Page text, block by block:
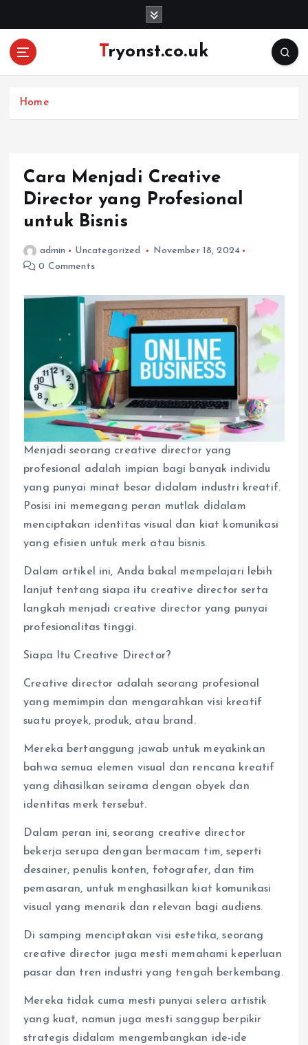
Tryonst.co.uk
Home
Cara Menjadi Creative
Director yang Profesional
untuk Bisnis
admin Uncategorized
November 18, 2024
0 Comments
Menjadi seorang creative director yang
profesional adalah impian bagi banyak individu
yang punyai minat besar didalam industri kreatif.
Posisi ini memegang peran mutlak didalam
menciptakan identitas visual dan kiat komunikasi
yang efisien untuk merk atau bisnis.
Dalam artikel ini, Anda bakal mempelajari lebih
lanjut tentang siapa itu creative director serta
langkah menjadi creative director yang punyai
profesionalitas tinggi.
Siapa Itu Creative Director?
Creative director adalah seorang profesional
yang memimpin dan mengarahkan visi kreatif
suatu proyek, produk, atau brand.
Mereka bertanggung jawab untuk meyakinkan
bahwa semua elemen visual dan rencana kreatif
yang dihasilkan seirama dengan obyek dan
identitas merk tersebut.
Dalam peran ini, seorang creative director
bekerja serupa dengan bermacam tim, seperti
desainer, penulis konten, fotografer, dan tim
pemasaran, untuk menghasilkan kiat komunikasi
visual yang menarik dan relevan bagi audiens.
Di samping menciptakan visi estetika, seorang
creative director juga mesti memahami keperluan
pasar dan tren industri yang tengah berkembang.
Mereka tidak cuma mesti punyai selera artistik
yang kuat, namun juga mesti sanggup berpikir
strategis didalam mengembangkan ide-ide